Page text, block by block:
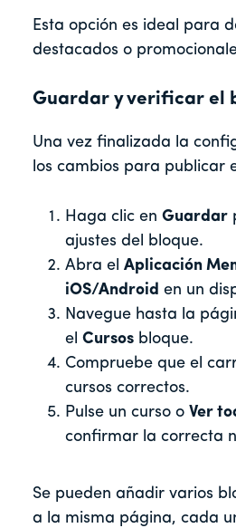
Esta opción es ideal para
destacados o
Guardar y verificar el
Una vez finalizada la
los cambios para publicar
Haga clic en Guardar
ajustes del bloque.
Abra el Aplicación
iOS/Android en un
Navegue hasta la
el Cursos bloque.
Compruebe que el
cursos correctos.
Pulse un curso o Ver
confirmar la correcta
Se pueden añadir varios
a la misma página, cada